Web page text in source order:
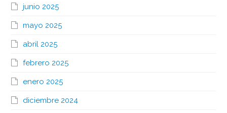
junio 2025
mayo 2025
abril 2025
febrero 2025
enero 2025
diciembre 2024